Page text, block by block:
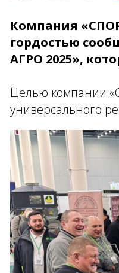
Компания
гордостью
АГРО 2025»,
Целью компании
универсального